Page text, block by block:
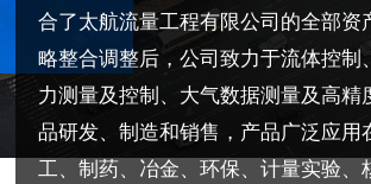
合了太航流量工程有限公司的全部资
略整合调整后，公司致力于流体控制
力测量及控制、大气数据测量及高精
品研发、制造和销售，产品广泛应用
工、制药、冶金、环保、计量实验、